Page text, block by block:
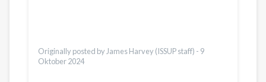
Originally posted by James Harvey (ISSUP staff) - 9
Oktober 2024